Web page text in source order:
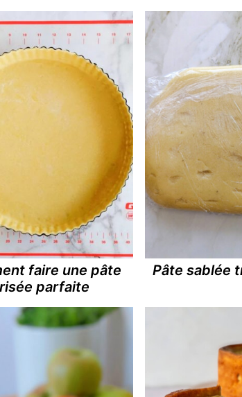
faire une pâte
parfaite
Pâte sablée